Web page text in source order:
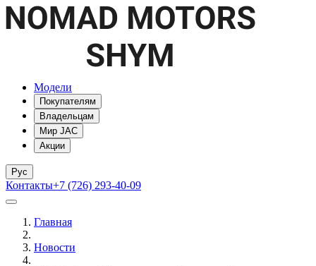
Модели
Покупателям
Владельцам
Мир JAC
Акции
Рус
Контакты+7 (726) 293-40-09
Главная
Новости